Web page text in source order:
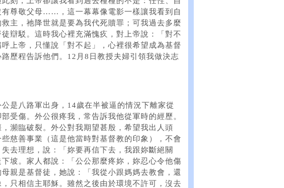
有尊敬父母……，這一幕幕像電影一樣讓我看到自
主，祂降世就是要為我代死贖罪；可我過去多麼
辯駁。這時我心裡充滿愧疚，對上帝說：「對不
上帝，只懂說「對不起」，心裡很希望成為基督
歷程告訴他們。12月8日教授夫婦引領我做決志
是八路軍出身，14歲在半被逼的情況下離家從
受傷。外公很疼我，常告訴我他從軍時的經歷。
瀕臨破裂。外公對我期望甚殷，希望我出人頭
慈善事業（這是他當時對基督教的印象），不會
去理想，說：「妳要再信下去，我跟妳斷絕關
坡。家人都說：「公公那麼疼妳，妳忍心令他傷
親是基督徒，她說：「我從小跟媽媽去教會，還
只相信主耶穌。雖然之後由於環境不許可，沒去